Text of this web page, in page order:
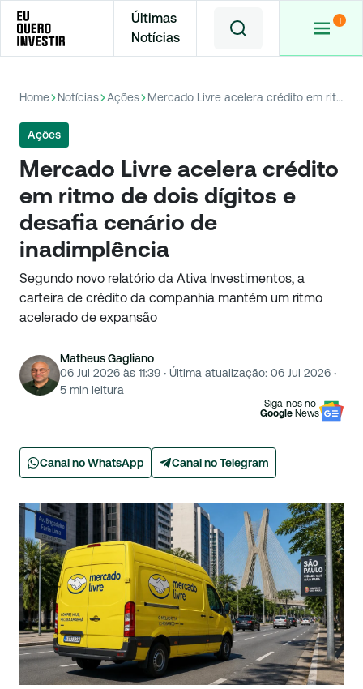
Últimas
Notícias
Home Notícias Ações Mercado Livre acelera crédito em ritmo de dois dígitos e desafia cenário de inadimplência
Ações
Mercado Livre acelera crédito
em ritmo de dois dígitos e
desafia cenário de
inadimplência
Segundo novo relatório da Ativa Investimentos, a
carteira de crédito da companhia mantém um ritmo
acelerado de expansão
Matheus Gagliano
06 Jul 2026 às 11:39 · Última atualização: 06 Jul 2026 ·
5 min leitura
Siga-nos no
Google News
Canal no WhatsApp Canal no Telegram